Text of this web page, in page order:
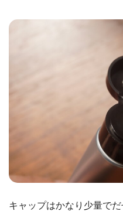
キャップはかなり少量で